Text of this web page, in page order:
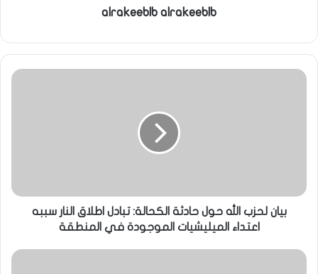
alrakeeblb alrakeeblb
بيان لحزب الله حول حادثة الكحالة: تبادل اطلاق النار سببه
اعتداء الميليشيات الموجودة في المنطقة